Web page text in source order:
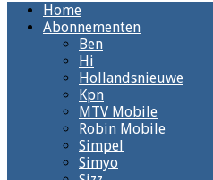
Home
Abonnementen
Ben
Hi
Hollandsnieuwe
Kpn
MTV Mobile
Robin Mobile
Simpel
Simyo